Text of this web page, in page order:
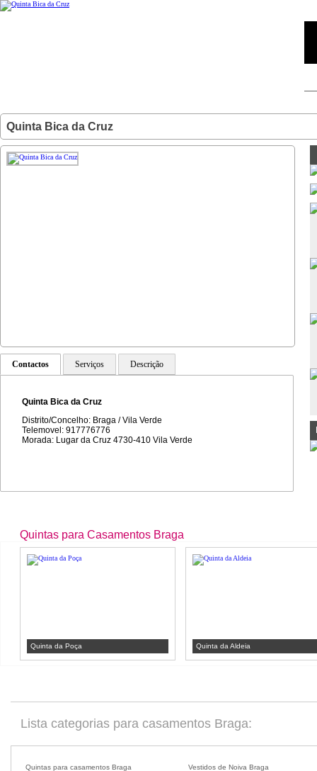
Quinta Bica da Cruz
Contactos Serviços Descrição
Quinta Bica da Cruz
Distrito/Concelho: Braga / Vila Verde
Telemovel: 917776776
Morada: Lugar da Cruz 4730-410 Vila Verde
Quintas para Casamentos Braga
Quinta da Poça Quinta da Aldeia
Lista categorias para casamentos Braga:
Quintas para casamentos Braga
Vestidos de Noiva Braga